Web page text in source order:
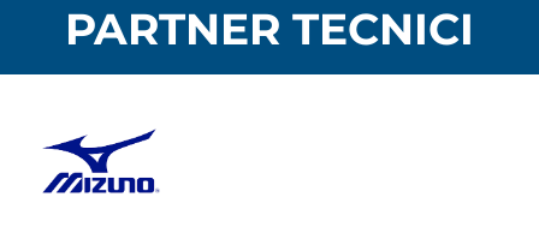
PARTNER TECNICI